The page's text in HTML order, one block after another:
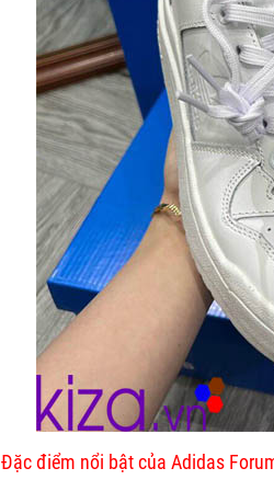
Đặc điểm nổi bật của Adidas